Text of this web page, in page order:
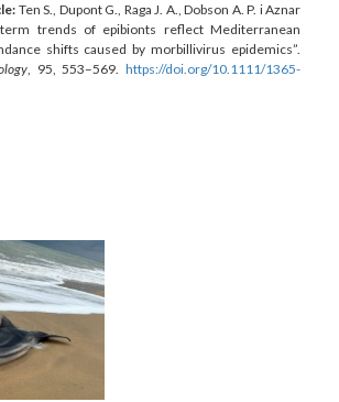
Ten S., Dupont G., Raga J. A., Dobson A. P. i Aznar
term trends of epibionts reflect Mediterranean
shifts caused by morbillivirus epidemics”.
, 95, 553–569. https://doi.org/10.1111/1365-